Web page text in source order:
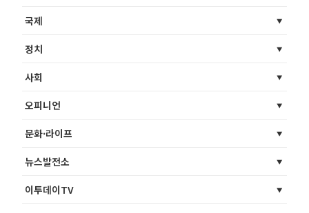
국제
정치
사회
오피니언
문화·라이프
뉴스발전소
이투데이TV